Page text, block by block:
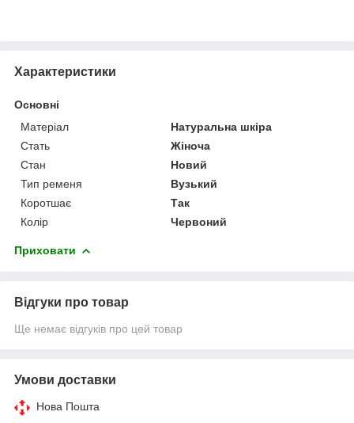
Характеристики
Основні
Матеріал
Натуральна шкіра
Стать
Жіноча
Стан
Новий
Тип ременя
Вузький
Коротшає
Так
Колір
Червоний
Приховати
Відгуки про товар
Ще немає відгуків про цей товар
Умови доставки
Нова Пошта